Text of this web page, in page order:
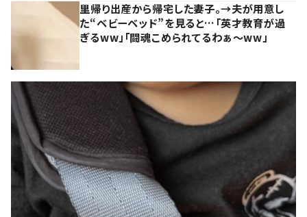
里帰り出産から帰宅した妻子。→夫が用意し
た“ベビーベッド”を見ると…「英才教育が過
ぎるww」「闘魂こめられてるわぁ～ww」